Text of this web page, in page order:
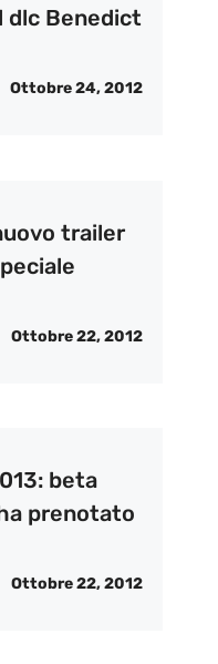
dlc Benedict
Ottobre 24, 2012
trailer
Ottobre 22, 2012
beta
prenotato
Ottobre 22, 2012